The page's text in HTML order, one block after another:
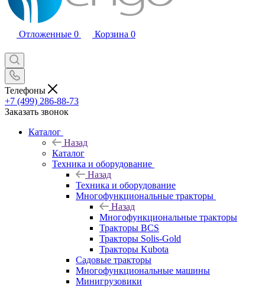
Отложенные 0 Корзина 0
Телефоны
+7 (499) 286-88-73
Заказать звонок
Каталог
Назад
Каталог
Техника и оборудование
Назад
Техника и оборудование
Многофункциональные тракторы
Назад
Многофункциональные тракторы
Тракторы BCS
Тракторы Solis-Gold
Тракторы Kubota
Садовые тракторы
Многофункциональные машины
Минигрузовики